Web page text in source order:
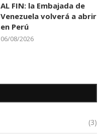
AL FIN: la Embajada de
Venezuela volverá a abrir
en Perú
06/08/2026
(3)